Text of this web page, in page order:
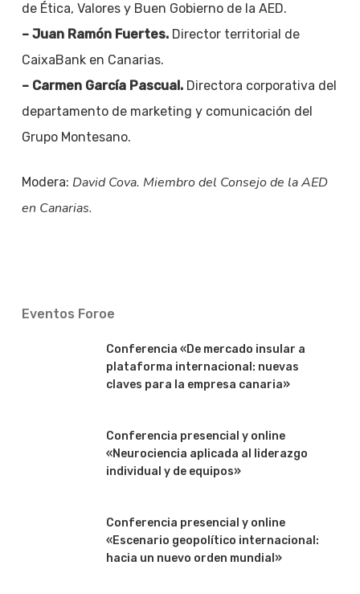
de Ética, Valores y Buen Gobierno de la AED.
– Juan Ramón Fuertes.Director territorial de
CaixaBank en Canarias.
– Carmen García Pascual.Directora corporativa del
departamento de marketing y comunicación del
Grupo Montesano.
Modera: David Cova. Miembro del Consejo de la AED
en Canarias.
Eventos Foroe
Conferencia «De mercado insular a
plataforma internacional: nuevas
claves para la empresa canaria»
Conferencia presencial y online
«Neurociencia aplicada al liderazgo
individual y de equipos»
Conferencia presencial y online
«Escenario geopolítico internacional:
hacia un nuevo orden mundial»